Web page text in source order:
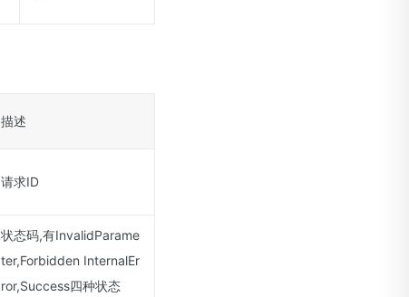
描述
请求ID
状态码,有InvalidParame
ter,Forbidden InternalEr
ror,Success四种状态